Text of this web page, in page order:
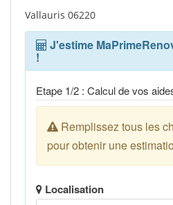
Vallauris 06220